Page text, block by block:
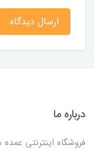
ارسال دیدگاه
درباره ما
فروشگاه اینترنتی